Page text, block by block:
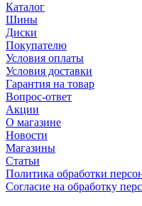
Каталог
Шины
Диски
Покупателю
Условия оплаты
Условия доставки
Гарантия на товар
Вопрос-ответ
Акции
О магазине
Новости
Магазины
Статьи
Политика обработки
Согласие на обработку